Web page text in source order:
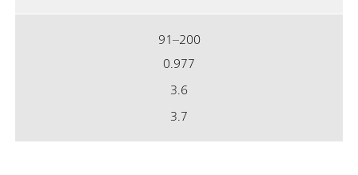
91–200
0.977
3.6
3.7